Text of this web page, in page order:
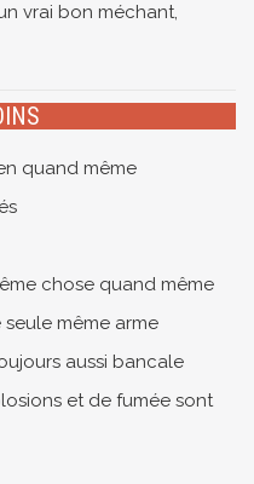
vrai bon méchant,
quand même
chose quand même
même arme
aussi bancale
et de fumée sont